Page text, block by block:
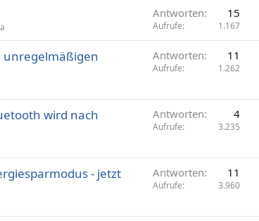
Antworten 15
Aufrufe 1.167
unregelmäßigen
Antworten 11
Aufrufe 1.262
wird nach
Antworten 4
Aufrufe 3.235
- jetzt
Antworten 11
Aufrufe 3.960